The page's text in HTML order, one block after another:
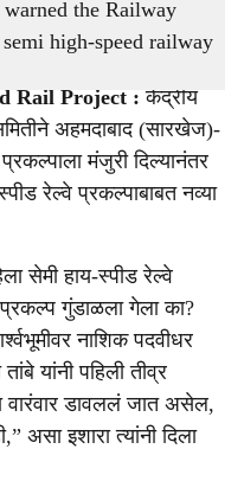
Ministry over the Pune-Nashik semi
Rail Project : केंद्रीय
अहमदाबाद (सारखेज)-
प्रकल्पाला मंजुरी दिल्यानंतर
रेल्वे प्रकल्पाबाबत नव्या
सेमी हाय-स्पीड रेल्वे
गुंडाळला गेला का?
नाशिक पदवीधर
यांनी पहिली तीव्र
वारंवार डावललं जात असेल,
असा इशारा त्यांनी दिला